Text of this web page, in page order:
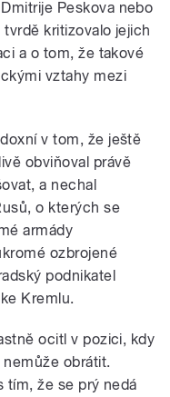
Peskova nebo
kritizovalo jejich
a o tom, že takové
vztahy mezi
v tom, že ještě
obviňoval právě
a nechal
o kterých se
armády
ozbrojené
podnikatel
Kremlu.
ocitl v pozici, kdy
obrátit.
tím, že se prý nedá